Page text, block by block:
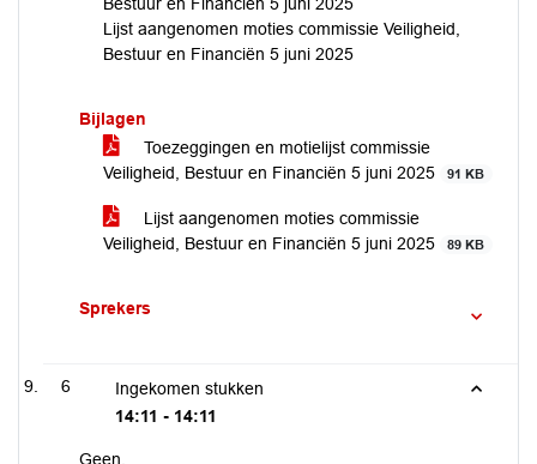
Lijst aangenomen moties commissie Veiligheid,
Bestuur en Financiën 5 juni 2025
Bijlagen
Toezeggingen en motielijst commissie
Veiligheid, Bestuur en Financiën 5 juni 2025
91 KB
Lijst aangenomen moties commissie
Veiligheid, Bestuur en Financiën 5 juni 2025
89 KB
Sprekers
6
Ingekomen stukken
14:11 - 14:11
Geen.